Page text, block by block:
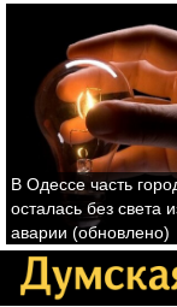
В Одессе часть
осталась без света
аварии (обновлено)